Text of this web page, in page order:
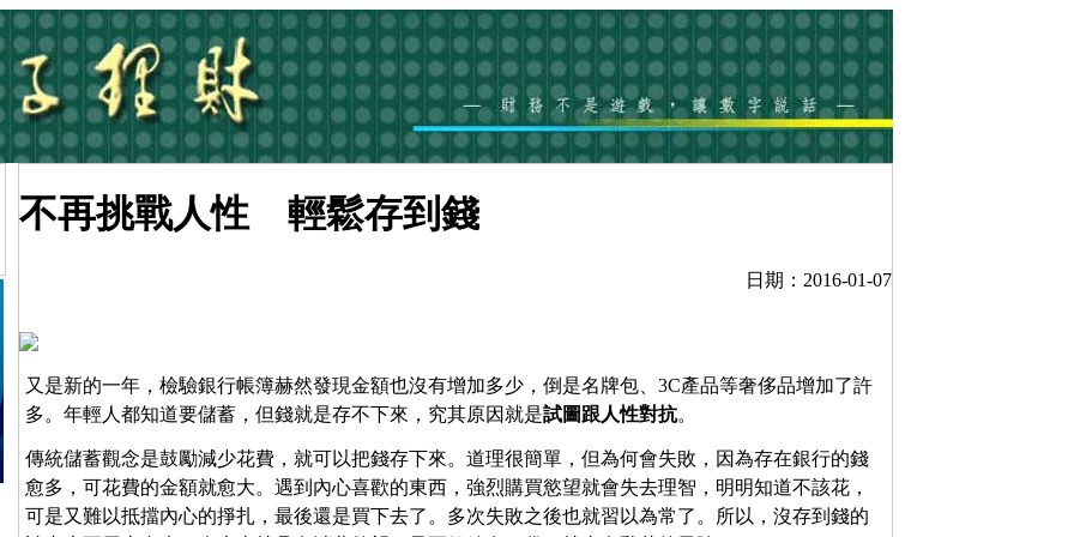
不再挑戰人性 輕鬆存到錢
日期：2016-01-07
又是新的一年，檢驗銀行帳簿赫然發現金額也沒有增加多少，倒是名牌包、3C產品等奢侈品增加了許
多。年輕人都知道要儲蓄，但錢就是存不下來，究其原因就是試圖跟人性對抗。
傳統儲蓄觀念是鼓勵減少花費，就可以把錢存下來。道理很簡單，但為何會失敗，因為存在銀行的錢
愈多，可花費的金額就愈大。遇到內心喜歡的東西，強烈購買慾望就會失去理智，明明知道不該花，
可是又難以抵擋內心的掙扎，最後還是買下去了。多次失敗之後也就習以為常了。所以，沒存到錢的